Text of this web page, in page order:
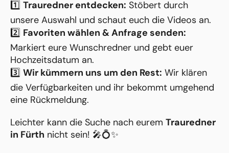
1️⃣ Trauredner entdecken: Stöbert durch
unsere Auswahl und schaut euch die Videos an.
2️⃣ Favoriten wählen & Anfrage senden:
Markiert eure Wunschredner und gebt euer
Hochzeitsdatum an.
3️⃣ Wir kümmern uns um den Rest: Wir klären
die Verfügbarkeiten und ihr bekommt umgehend
eine Rückmeldung.
Leichter kann die Suche nach eurem Trauredner
in Fürth nicht sein! 🎤💍✨